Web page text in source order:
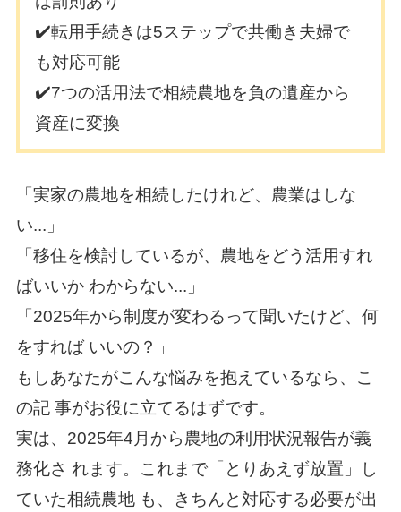
✔️転用手続きは5ステップで共働き夫婦で
も対応可能
✔️7つの活用法で相続農地を負の遺産から
資産に変換
「実家の農地を相続したけれど、農業はしな
い...」
「移住を検討しているが、農地をどう活用すれ
ばいいか わからない...」
「2025年から制度が変わるって聞いたけど、何
をすれば いいの？」
もしあなたがこんな悩みを抱えているなら、こ
の記 事がお役に立てるはずです。
実は、2025年4月から農地の利用状況報告が義
務化さ れます。これまで「とりあえず放置」し
ていた相続農地 も、きちんと対応する必要が出